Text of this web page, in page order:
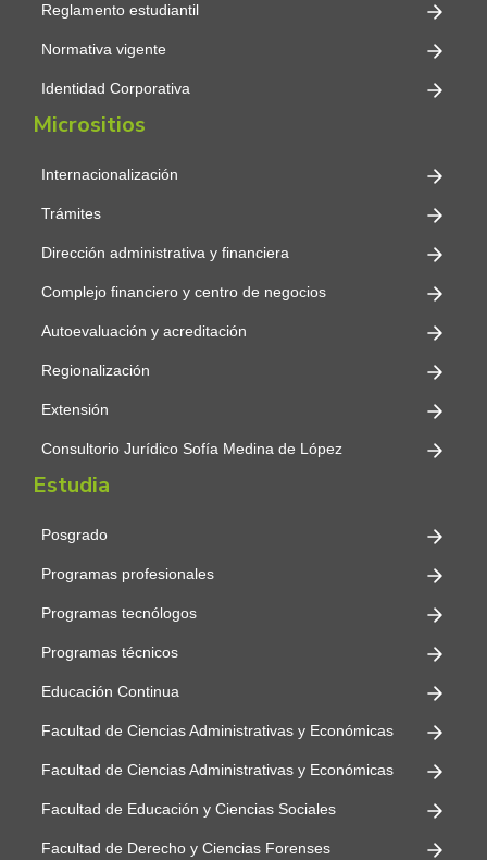
Reglamento estudiantil
Normativa vigente
Identidad Corporativa
Micrositios
Internacionalización
Trámites
Dirección administrativa y financiera
Complejo financiero y centro de negocios
Autoevaluación y acreditación
Regionalización
Extensión
Consultorio Jurídico Sofía Medina de López
Estudia
Posgrado
Programas profesionales
Programas tecnólogos
Programas técnicos
Educación Continua
Facultad de Ciencias Administrativas y Económicas
Facultad de Ciencias Administrativas y Económicas
Facultad de Educación y Ciencias Sociales
Facultad de Derecho y Ciencias Forenses